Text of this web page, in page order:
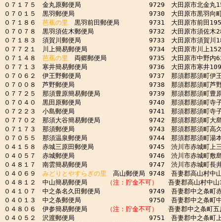
０７１７５　金丸原郵便局　　　　　　　　　　 9729　大田原市北金丸
０７０１５　黒羽郵便局　　　　　　　　　　　 9730　大田原市黒羽向
０７１８６ 芭蕉の里 黒羽前田郵便局　　　　 9731　大田原市前田
０７０７８　黒羽須佐木郵便局　　　　　　　　 9732　大田原市須佐木
０７１８３　須賀川郵便局　　　　　　　　　　 9733　大田原市須賀川
０７７２１　川上簡易郵便局　　　　　　　　　 9734　大田原市川上
０７１４８ 芭蕉の里 両郷郵便局　　　　　　 9735　大田原市中野内
０７７１３　寒井簡易郵便局　　　　　　　　　 9736　大田原市寒井
０７０６２　伊王野郵便局　　　　　　　　　　 9737　那須郡那須町伊
０７００８　芦野郵便局　　　　　　　　　　　 9738　那須郡那須町芦
０７７２５　那須豊原簡易郵便局　　　　　　　 9739　那須郡那須町豊
０７０４０　黒田原郵便局　　　　　　　　　　 9740　那須郡那須町寺
０７２２３　小島郵便局　　　　　　　　　　　 9741　那須郡那須町寺
０７７０２　那須大谷簡易郵便局　　　　　　　 9742　那須郡那須町大
０７１７３　那須郵便局　　　　　　　　　　　 9743　那須郡那須町高
０７０５５　那須温泉郵便局　　　　　　　　　 9744　那須郡那須町湯
０４１５８　赤城三原田郵便局　　　　　　　　 9745　渋川市赤城町上
０４０５７　赤城郵便局　　　　　　　　　　　 9746　渋川市赤城町敷
０４８１７　南雲簡易郵便局　　　　　　　　　 9747　渋川市赤城町長
０４０６９ みどりとやすらぎの里 高山郵便局 9748　吾妻郡高山村中
０４８１２　中山簡易郵便局
（注：貯金不可）
吾妻郡高山村中山
０４１０７　中之条名久田郵便局　　　　　　　 9749　吾妻郡中之条町
０４０１３　中之条郵便局　　　　　　　　　　 9750　吾妻郡中之条町
０４８０６　伊参簡易郵便局
（注：貯金不可）
吾妻郡中之条町
０４０５２　沢渡郵便局　　　　　　　　　　　 9751　吾妻郡中之条町